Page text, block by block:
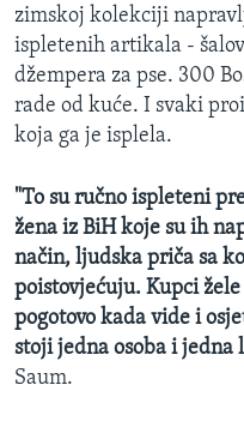
zimskoj kolekciji
ispletenih artikala -
džempera za pse. 300
rade od kuće. I svaki
koja ga je isplela.
"To su ručno ispleteni
žena iz BiH koje su ih
način, ljudska priča sa
poistovjećuju. Kupci
pogotovo kada vide i
stoji jedna osoba i jedna
Saum.